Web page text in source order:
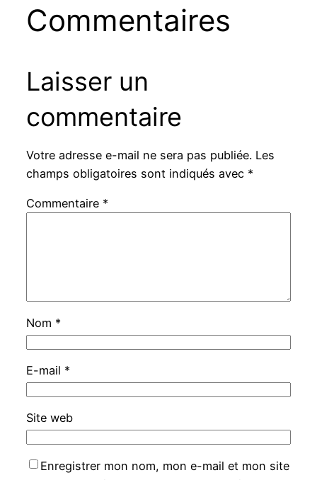
Commentaires
Laisser un
commentaire
Votre adresse e-mail ne sera pas publiée. Les
champs obligatoires sont indiqués avec *
Commentaire *
Nom *
E-mail *
Site web
Enregistrer mon nom, mon e-mail et mon site